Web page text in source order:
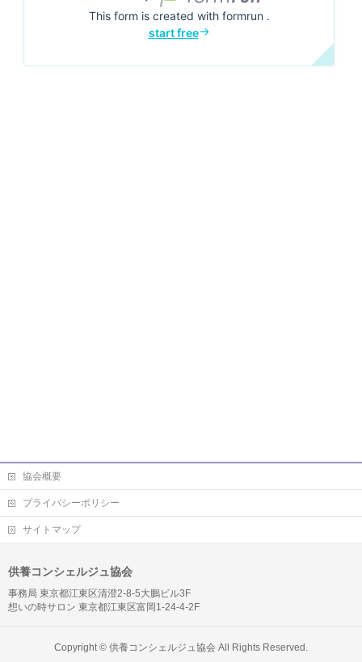
協会概要
プライバシーポリシー
サイトマップ
供養コンシェルジュ協会
事務局 東京都江東区清澄2-8-5大鵬ビル3F
想いの時サロン 東京都江東区富岡1-24-4-2F
Copyright © 供養コンシェルジュ協会All Rights Reserved.